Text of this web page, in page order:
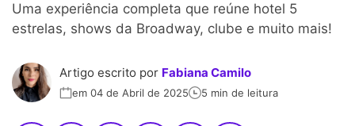
Uma experiência completa que reúne hotel 5
estrelas, shows da Broadway, clube e muito mais!
Artigo escrito por Fabiana Camilo
em 04 de Abril de 2025 5 min de leitura